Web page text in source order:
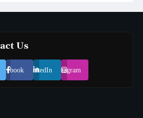
Us
Facebook LinkedIn Instagram